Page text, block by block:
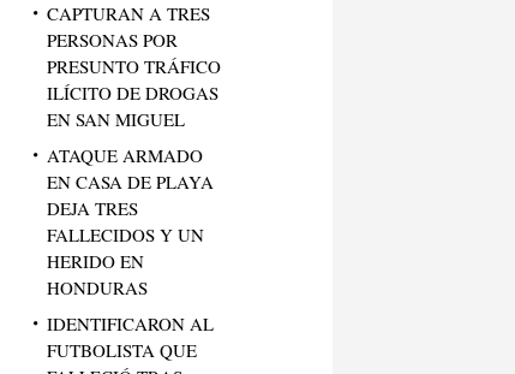
CAPTURAN A TRES
PERSONAS POR
PRESUNTO TRÁFICO
ILÍCITO DE DROGAS
EN SAN MIGUEL
ATAQUE ARMADO
EN CASA DE PLAYA
DEJA TRES
FALLECIDOS Y UN
HERIDO EN
HONDURAS
IDENTIFICARON AL
FUTBOLISTA QUE